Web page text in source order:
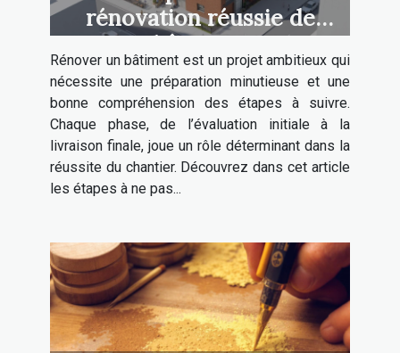
rénovation réussie de
bâtiment
Rénover un bâtiment est un projet ambitieux qui
nécessite une préparation minutieuse et une
bonne compréhension des étapes à suivre.
Chaque phase, de l’évaluation initiale à la
livraison finale, joue un rôle déterminant dans la
réussite du chantier. Découvrez dans cet article
les étapes à ne pas...